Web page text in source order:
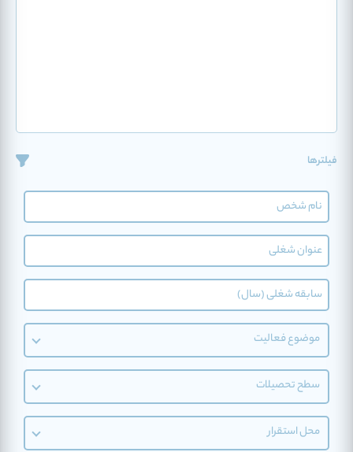
فیلترها
موضوع فعالیت
سطح تحصیلات
محل استقرار